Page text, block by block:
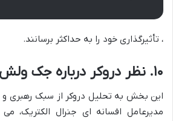
، تأثیرگذاری خود را به حداکثر برسانند.
۱۰. نظر دروکر درباره جک ولش
این بخش به تحلیل دروکر از سبک رهبری
مدیرعامل افسانه ای جنرال الکتریک،